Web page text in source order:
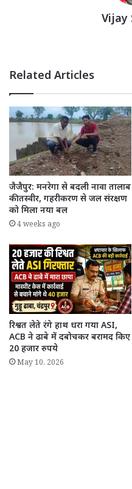
Vijay
Related Articles
जैजैपुर: मनरेगा से बदली नावा तालाब
की तस्वीर, गहरीकरण से जल संरक्षण
को मिला नया बल
4 weeks ago
रिश्वत लेते रंगे हाथ धरा गया ASI,
ACB ने ढाबे में दबोचकर बरामद किए
20 हजार रुपये
May 10, 2026